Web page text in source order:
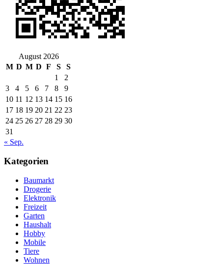
August 2026
M D M D F S
S
1
2
3
4 5 6 7 8
9
10 11 12 13 14 15 16
17 18 19 20 21 22 23
24 25 26 27 28 29 30
31
« Sep.
Kategorien
Baumarkt
Drogerie
Elektronik
Freizeit
Garten
Haushalt
Hobby
Mobile
Tiere
Wohnen